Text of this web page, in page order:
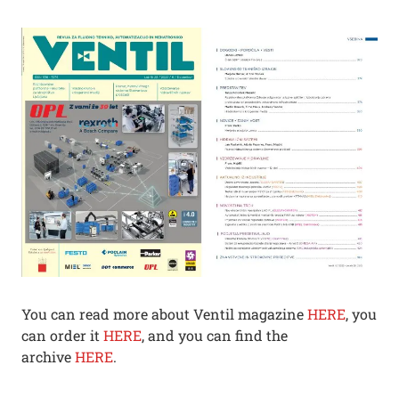
You can read more about Ventil magazineHERE, you
can order it HERE, and you can find the
archiveHERE.